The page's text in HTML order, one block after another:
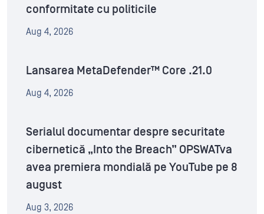
conformitate cu politicile
Aug 4, 2026
Lansarea MetaDefender™ Core .21.0
Aug 4, 2026
Serialul documentar despre securitate
cibernetică „Into the Breach” OPSWATva
avea premiera mondială pe YouTube pe 8
august
Aug 3, 2026